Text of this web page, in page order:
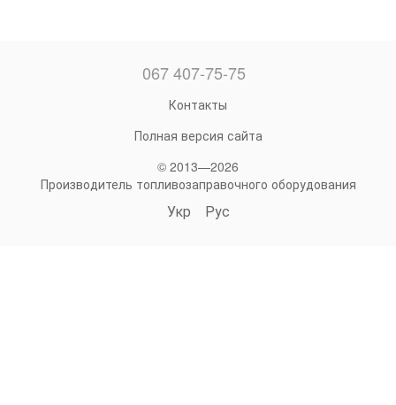
067 407-75-75
Контакты
Полная версия сайта
© 2013—2026
Производитель топливозаправочного оборудования
Укр Рус